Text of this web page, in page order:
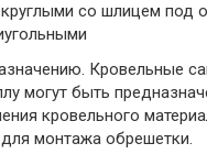
со шлицем под
Кровельные
могут быть
кровельного
монтажа обрешетки.